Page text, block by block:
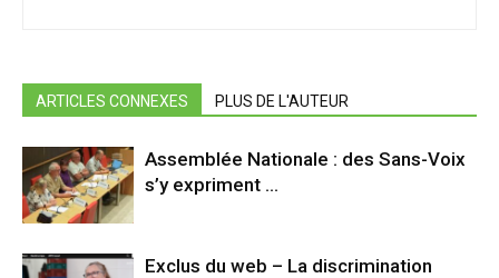
ARTICLES CONNEXES PLUS DE L'AUTEUR
Assemblée Nationale : des Sans-Voix
s’y expriment …
Exclus du web – La discrimination